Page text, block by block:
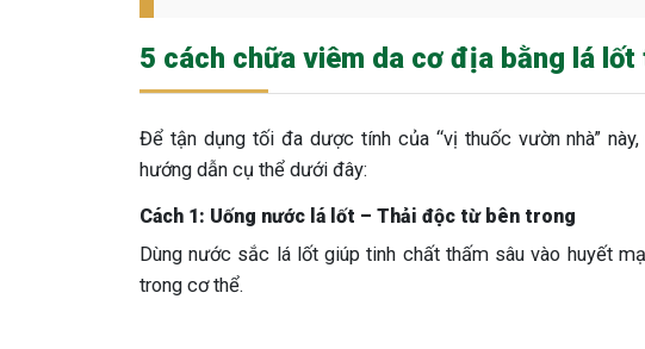
5 cách chữa viêm da cơ địa bằng lá lốt
Để tận dụng tối đa dược tính của “vị thuốc vườn nhà”
hướng dẫn cụ thể dưới đây:
Cách 1: Uống nước lá lốt – Thải độc từ bên trong
Dùng nước sắc lá lốt giúp tinh chất thấm sâu vào huyết
trong cơ thể.